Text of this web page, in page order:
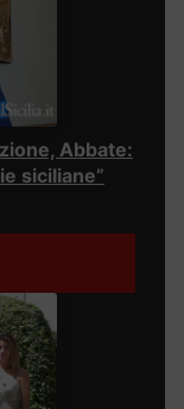
Abbate:
siciliane”